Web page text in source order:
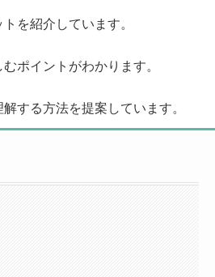
を紹介しています。
ポイントがわかります。
する方法を提案しています。